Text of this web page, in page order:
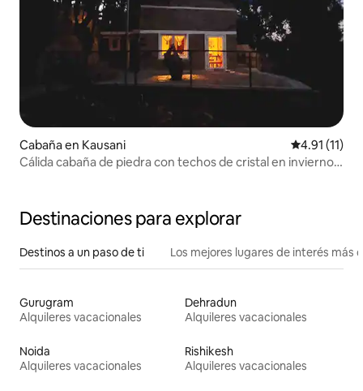
Cabaña en Kausani Calificación
4.91 (11)
Cálida cabaña de piedra con techos de cristal en invierno
Destinaciones para explorar
Destinos a un paso de ti Los mejores lugares de interés más
Gurugram
Alquileres vacacionales
Dehradun
Alquileres vacacionales
Noida
Alquileres vacacionales
Rishikesh
Alquileres vacacionales